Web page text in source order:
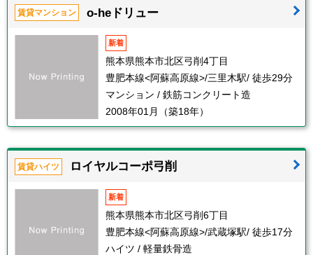
賃貸マンション o-heドリュー
新着
熊本県熊本市北区弓削4丁目
豊肥本線<阿蘇高原線>/三里木駅/ 徒歩29分
マンション / 鉄筋コンクリート造
2008年01月（築18年）
賃貸ハイツ ロイヤルコーポ弓削
新着
熊本県熊本市北区弓削6丁目
豊肥本線<阿蘇高原線>/武蔵塚駅/ 徒歩17分
ハイツ / 軽量鉄骨造